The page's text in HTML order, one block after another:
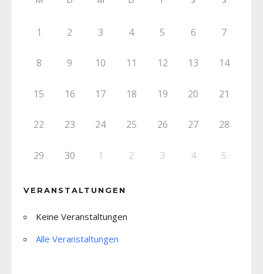
1 2 3 4 5 6 7
8 9 10 11 12 13 14
15 16 17 18 19 20 21
22 23 24 25 26 27 28
29 30 1 2 3 4 5
VERANSTALTUNGEN
Keine Veranstaltungen
Alle Veranstaltungen